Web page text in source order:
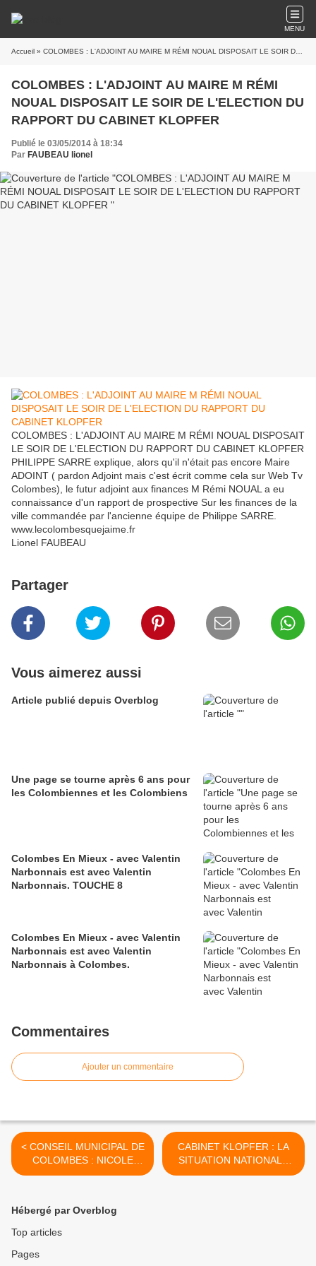
MENU
Accueil » COLOMBES : L'ADJOINT AU MAIRE M RÉMI NOUAL DISPOSAIT LE SOIR DE L'ELECTION DU RAPPORT DU CABINET KLOPFER
COLOMBES : L'ADJOINT AU MAIRE M RÉMI
NOUAL DISPOSAIT LE SOIR DE L'ELECTION DU
RAPPORT DU CABINET KLOPFER
Publié le 03/05/2014 à 18:34
Par FAUBEAU lionel
COLOMBES : L'ADJOINT AU MAIRE M RÉMI NOUAL DISPOSAIT
LE SOIR DE L'ELECTION DU RAPPORT DU CABINET KLOPFER
PHILIPPE SARRE explique, alors qu'il n'était pas encore Maire
ADOINT ( pardon Adjoint mais c'est écrit comme cela sur Web Tv
Colombes), le futur adjoint aux finances M Rémi NOUAL a eu
connaissance d'un rapport de prospective Sur les finances de la
ville commandée par l'ancienne équipe de Philippe SARRE.
www.lecolombesquejaime.fr
Lionel FAUBEAU
Partager
Vous aimerez aussi
Article publié depuis Overblog
Une page se tourne après 6 ans pour
les Colombiennes et les Colombiens
Colombes En Mieux - avec Valentin
Narbonnais est avec Valentin
Narbonnais. TOUCHE 8
Colombes En Mieux - avec Valentin
Narbonnais est avec Valentin
Narbonnais à Colombes.
Commentaires
Ajouter un commentaire
< CONSEIL MUNICIPAL DE
COLOMBES : NICOLE
GOUETA...
CABINET KLOPFER : LA
SITUATION NATIONALE
ET... >
Hébergé par Overblog
Top articles
Pages